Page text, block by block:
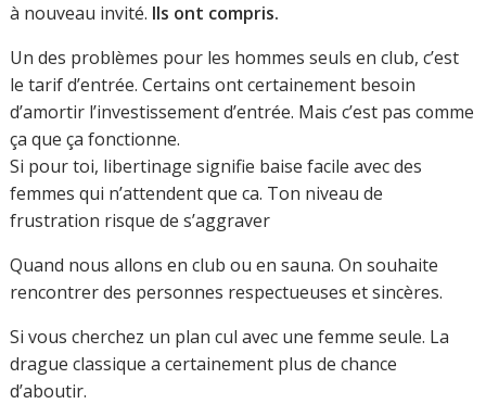
à nouveau invité. Ils ont compris.
Un des problèmes pour les hommes seuls en club, c’est
le tarif d’entrée. Certains ont certainement besoin
d’amortir l’investissement d’entrée. Mais c’est pas comme
ça que ça fonctionne.
Si pour toi, libertinage signifie baise facile avec des
femmes qui n’attendent que ca. Ton niveau de
frustration risque de s’aggraver
Quand nous allons en club ou en sauna. On souhaite
rencontrer des personnes respectueuses et sincères.
Si vous cherchez un plan cul avec une femme seule. La
drague classique a certainement plus de chance
d’aboutir.